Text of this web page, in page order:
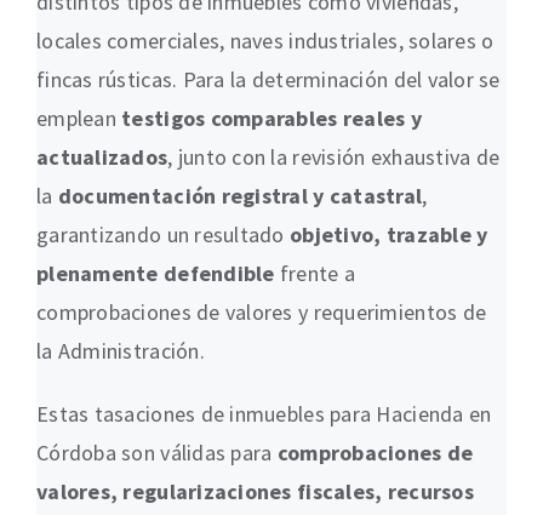
locales comerciales, naves industriales, solares o
fincas rústicas. Para la determinación del valor se
emplean testigos comparables reales y
actualizados, junto con la revisión exhaustiva de
la documentación registral y catastral,
garantizando un resultado objetivo, trazable y
plenamente defendible frente a
comprobaciones de valores y requerimientos de
la Administración.
Estas tasaciones de inmuebles para Hacienda en
Córdoba son válidas para comprobaciones de
valores, regularizaciones fiscales, recursos